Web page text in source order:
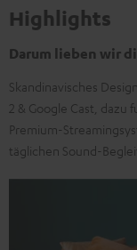
Highlights
Darum lieben wir
Skandinavisches
2 & Google Cast, dazu
Premium-
täglichen Sound-